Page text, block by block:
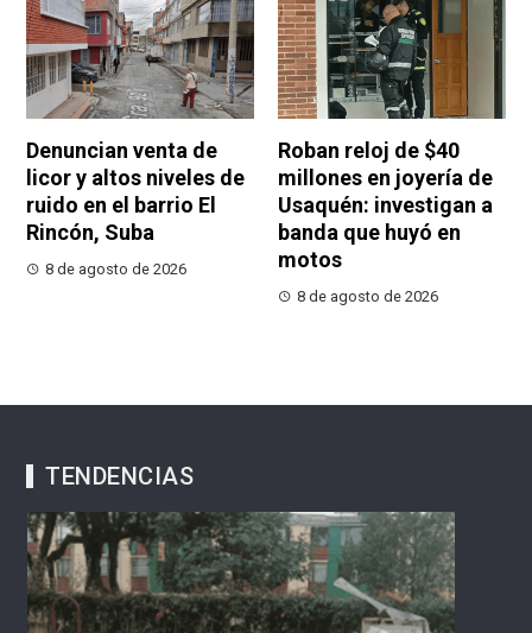
Denuncian venta de
licor y altos niveles de
ruido en el barrio El
Rincón, Suba
8 de agosto de 2026
Roban reloj de $40
millones en joyería de
Usaquén: investigan a
banda que huyó en
motos
8 de agosto de 2026
TENDENCIAS